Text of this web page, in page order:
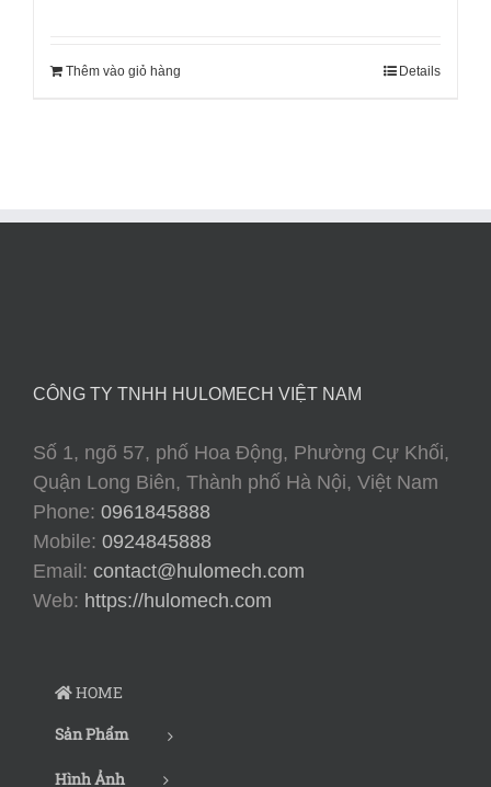
Thêm vào giỏ hàng Details
CÔNG TY TNHH HULOMECH VIỆT NAM
Số 1, ngõ 57, phố Hoa Động, Phường Cự Khối,
Quận Long Biên, Thành phố Hà Nội, Việt Nam
Phone: 0961845888
Mobile: 0924845888
Email: contact@hulomech.com
Web: https://hulomech.com
HOME
Sản Phẩm
Hình Ảnh